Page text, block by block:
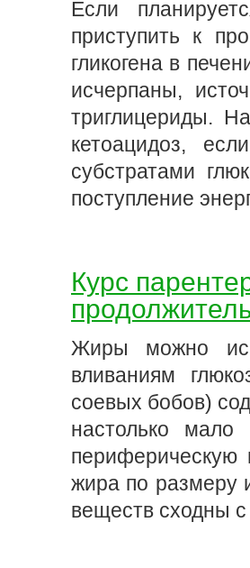
Если
приступить к
гликогена в
исчерпаны,
триглицериды.
кетоацидоз,
субстратами
поступление
Курс
Жиры можно
вливаниям
соевых бобов)
настолько
жира по размеру
веществ сходны